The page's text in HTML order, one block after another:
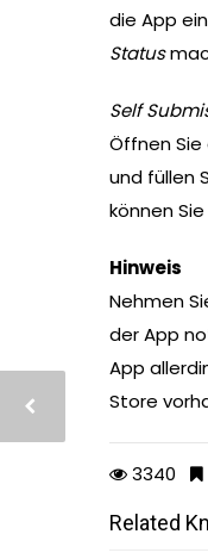
die App
Status
Self
Öffnen Sie
und füllen
können
Hinweis
Nehmen
der App
App
Store
3340
Related